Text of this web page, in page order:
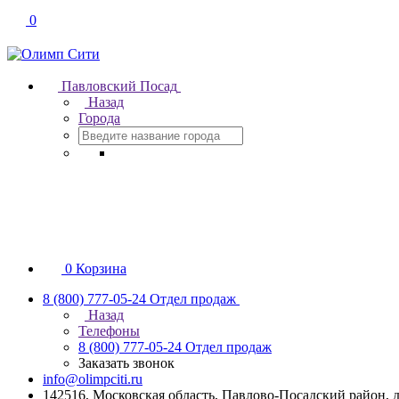
0
Павловский Посад
Назад
Города
0 Корзина
8 (800) 777-05-24 Отдел продаж
Назад
Телефоны
8 (800) 777-05-24 Отдел продаж
Заказать звонок
info@olimpciti.ru
142516, Московская область, Павлово-Посадский район,